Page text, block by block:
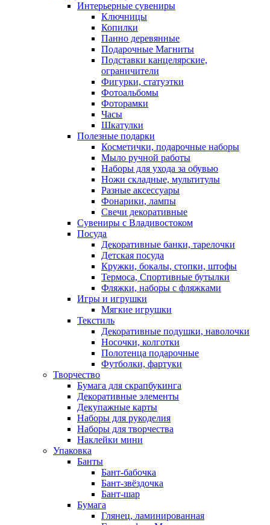
Интерьерные сувениры
Ключницы
Копилки
Панно деревянные
Подарочные Магниты
Подставки канцелярские,
ограничители
Фигурки, статуэтки
Фотоальбомы
Фоторамки
Часы
Шкатулки
Полезные подарки
Косметички, подарочные наборы
Мыло ручной работы
Наборы для ухода за обувью
Ножи складные, мультитулы
Разные аксессуары
Фонарики, лампы
Свечи декоративные
Сувениры с Владивостоком
Посуда
Декоративные банки, тарелочки
Детская посуда
Кружки, бокалы, стопки, штофы
Термоса, Спортивные бутылки
Фляжки, наборы с фляжками
Игры и игрушки
Мягкие игрушки
Текстиль
Декоративные подушки, наволочки
Носочки, колготки
Полотенца подарочные
Футболки, фартуки
Творчество
Бумага для скрапбукинга
Декоративные элементы
Декупажные карты
Наборы для рукоделия
Наборы для творчества
Наклейки мини
Упаковка
Банты
Бант-бабочка
Бант-звёздочка
Бант-шар
Бумага
Глянец, ламинированная